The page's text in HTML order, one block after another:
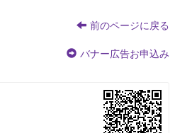
前のページに戻る
バナー広告お申込み